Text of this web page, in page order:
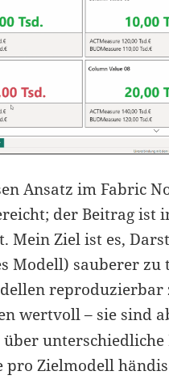
Ansatz im Fabric
der Beitrag ist
Mein Ziel ist es,
Modell) sauberer
reproduzierbar
wertvoll – sie sind
über
pro Zielmodell